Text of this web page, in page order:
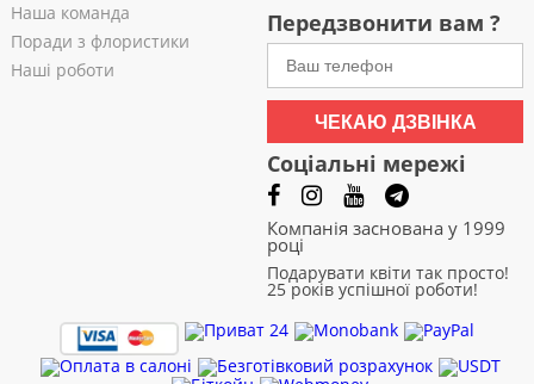
Наша команда
Поради з флористики
Наші роботи
Передзвонити вам ?
ЧЕКАЮ ДЗВІНКА
Соціальні мережі
Компанія заснована у 1999
році
Подарувати квіти так просто!
25 років успішної роботи!